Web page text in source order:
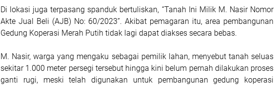
Di lokasi juga terpasang spanduk bertuliskan, “Tanah Ini Milik M. Nasir Nomor
Akte Jual Beli (AJB) No: 60/2023”. Akibat pemagaran itu, area pembangunan
Gedung Koperasi Merah Putih tidak lagi dapat diakses secara bebas.
M. Nasir, warga yang mengaku sebagai pemilik lahan, menyebut tanah seluas
sekitar 1.000 meter persegi tersebut hingga kini belum pernah dilakukan proses
ganti rugi, meski telah digunakan untuk pembangunan gedung koperasi